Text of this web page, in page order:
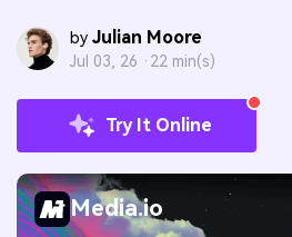
by Julian Moore
Jul 03, 26 · 22 min(s)
Try It Online
Media.io